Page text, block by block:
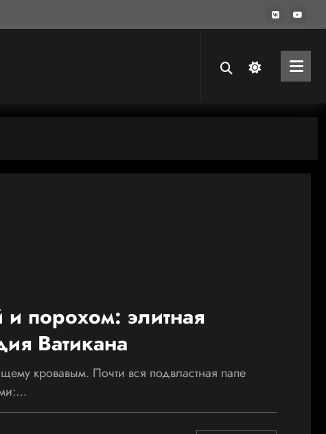
порохом: элитная
Ватикана
кровавым. Почти вся подвластная папе